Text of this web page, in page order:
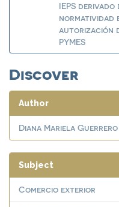
IEPS
normatividad
autorización
PYMES
Discover
Author
Diana Mariela
Subject
Comercio exterior